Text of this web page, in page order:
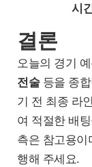
시
결론
오늘의 경기
전술등을 종합
기 전 최종 라
여 적절한 배
측은 참고용이
행해 주세요.